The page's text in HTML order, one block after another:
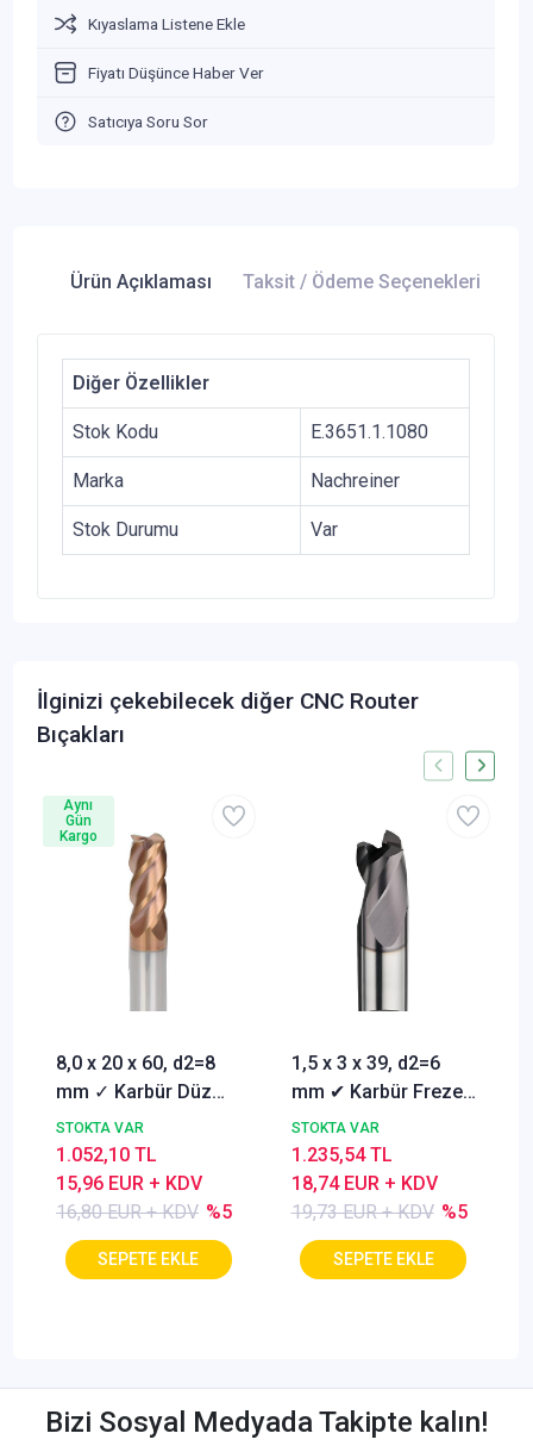
Kıyaslama Listene Ekle
Fiyatı Düşünce Haber Ver
Satıcıya Soru Sor
Ürün Açıklaması Taksit / Ödeme Seçenekleri
Diğer Özellikler
Stok Kodu E.3651.1.1080
Marka Nachreiner
Stok Durumu Var
İlginizi çekebilecek diğer CNC Router
Bıçakları
8,0 x 20 x 60, d2=8
mm ✓ Karbür Düz
Freze, Parmak freze
ucu Z=4,TiSiN
Kaplamalı
STOKTA VAR
16,80 EUR + KDV %5
15,96 EUR + KDV
1.052,10 TL
Aynı
Gün
Kargo
1,5 x 3 x 39, d2=6
mm ✔ Karbür Freze
ucu, Z=3, Kaplamalı,
30°
STOKTA VAR
19,73 EUR + KDV %5
18,74 EUR + KDV
1.235,54 TL
Bizi Sosyal Medyada Takipte kalın!